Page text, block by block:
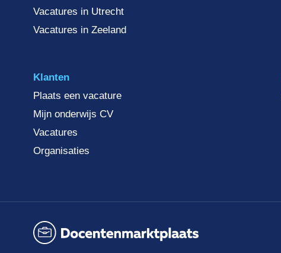
Vacatures in Utrecht
Vacatures in Zeeland
Klanten
Plaats een vacature
Mijn onderwijs CV
Vacatures
Organisaties